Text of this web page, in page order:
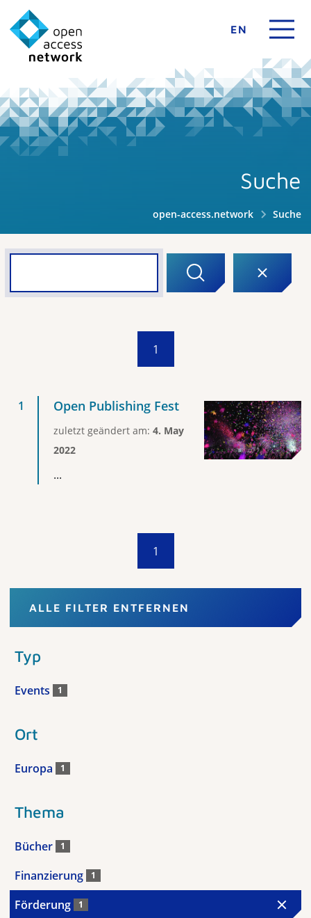
EN
Suche
open-access.network Suche
1
Open Publishing Fest
zuletzt geändert am: 4. May
2022
...
1
ALLE FILTER ENTFERNEN
Typ
Events 1
Ort
Europa 1
Thema
Bücher 1
Finanzierung 1
Förderung 1